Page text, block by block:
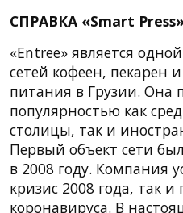
СПРАВКА «Smart
«Entree» является
сетей кофеен, пекарен
питания в Грузии. Она
популярностью как
столицы, так и
Первый объект сети
в 2008 году. Компания
кризис 2008 года, так
коронавируса. В